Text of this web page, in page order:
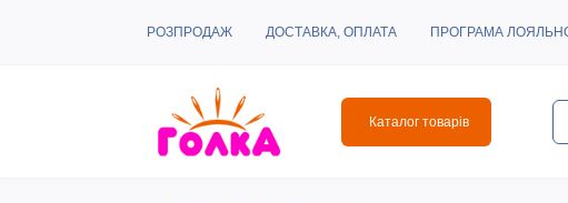
РОЗПРОДАЖ ДОСТАВКА, ОПЛАТА ПРОГРАМА
Каталог товарів